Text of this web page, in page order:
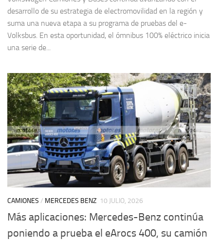
desarrollo de su estrategia de electromovilidad en la región y
suma una nueva etapa a su programa de pruebas del e-
Volksbus. En esta oportunidad, el ómnibus 100% eléctrico inicia
una serie de...
CAMIONES / MERCEDES BENZ 10 JULIO, 2026
Más aplicaciones: Mercedes-Benz continúa
poniendo a prueba el eArocs 400, su camión